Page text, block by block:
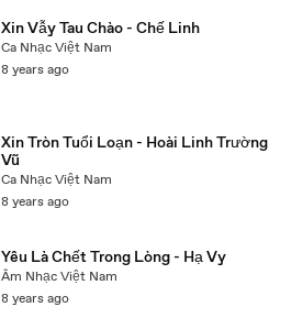
Xin Vẫy Tau Chào - Chế Linh
Ca Nhạc Việt Nam
8 years ago
Xin Tròn Tuổi Loạn - Hoài Linh Trường
Vũ
Ca Nhạc Việt Nam
8 years ago
Yêu Là Chết Trong Lòng - Hạ Vy
Âm Nhạc Việt Nam
8 years ago